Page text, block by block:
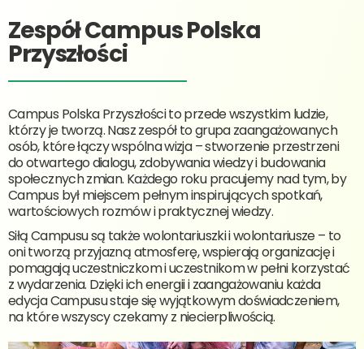
Zespół Campus Polska
Przyszłości
Campus Polska Przyszłości to przede wszystkim ludzie,
którzy je tworzą. Nasz zespół to grupa zaangażowanych
osób, które łączy wspólna wizja – stworzenie przestrzeni
do otwartego dialogu, zdobywania wiedzy i budowania
społecznych zmian. Każdego roku pracujemy nad tym, by
Campus był miejscem pełnym inspirujących spotkań,
wartościowych rozmów i praktycznej wiedzy.
Siłą Campusu są także wolontariuszki i wolontariusze – to
oni tworzą przyjazną atmosferę, wspierają organizację i
pomagają uczestniczkom i uczestnikom w pełni korzystać
z wydarzenia. Dzięki ich energii i zaangażowaniu każda
edycja Campusu staje się wyjątkowym doświadczeniem,
na które wszyscy czekamy z niecierpliwością.